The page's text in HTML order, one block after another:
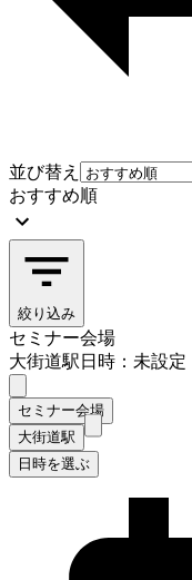
並び替え
おすすめ順
絞り込み
セミナー会場
大街道駅日時：未設定
セミナー会場
大街道駅
日時を選ぶ